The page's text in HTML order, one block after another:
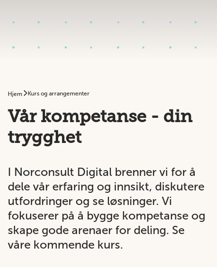
Hjem Kurs og arrangementer
Vår kompetanse - din
trygghet
I Norconsult Digital brenner vi for å
dele vår erfaring og innsikt, diskutere
utfordringer og se løsninger. Vi
fokuserer på å bygge kompetanse og
skape gode arenaer for deling. Se
våre kommende kurs.